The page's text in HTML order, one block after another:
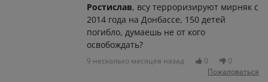
Ростислав, всу терроризируют мирняк с
2014 года на Донбассе, 150 детей
погибло, думаешь не от кого
освобождать?
9 несколько месяцев назад 0
0
Пожаловаться